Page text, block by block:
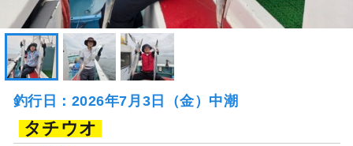
釣行日：2026年7月3日（金）中潮
タチウオ